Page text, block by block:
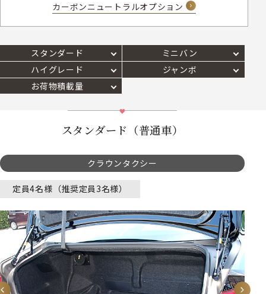
カーボンニュートラルオプション
スタンダード
ミニバン
ハイグレード
ジャンボ
お荷物積載量
スタンダード（普通車）
クラウンタクシー
定員4名様（推奨定員3名様）